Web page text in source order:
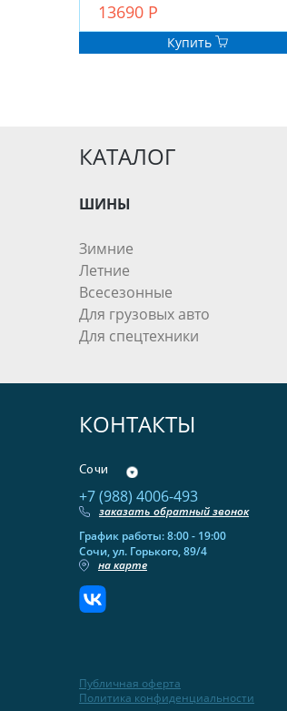
13690 Р
Купить
КАТАЛОГ
ШИНЫ
Зимние
Летние
Всесезонные
Для грузовых авто
Для спецтехники
КОНТАКТЫ
Сочи
+7 (988) 4006-493
заказать обратный звонок
График работы: 8:00 - 19:00
Сочи, ул. Горького, 89/4
на карте
Публичная оферта
Политика конфиденциальности